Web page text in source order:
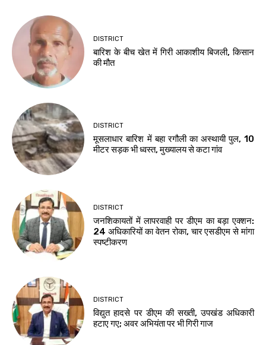
DISTRICT
बारिश के बीच खेत में गिरी आकाशीय बिजली, किसान
की मौत
DISTRICT
मूसलाधार बारिश में बहा रगौली का अस्थायी पुल, 10
मीटर सड़क भी ध्वस्त, मुख्यालय से कटा गांव
DISTRICT
जनशिकायतों में लापरवाही पर डीएम का बड़ा एक्शन:
24 अधिकारियों का वेतन रोका, चार एसडीएम से मांगा
स्पष्टीकरण
DISTRICT
विद्युत हादसे पर डीएम की सख्ती, उपखंड अधिकारी
हटाए गए; अवर अभियंता पर भी गिरी गाज